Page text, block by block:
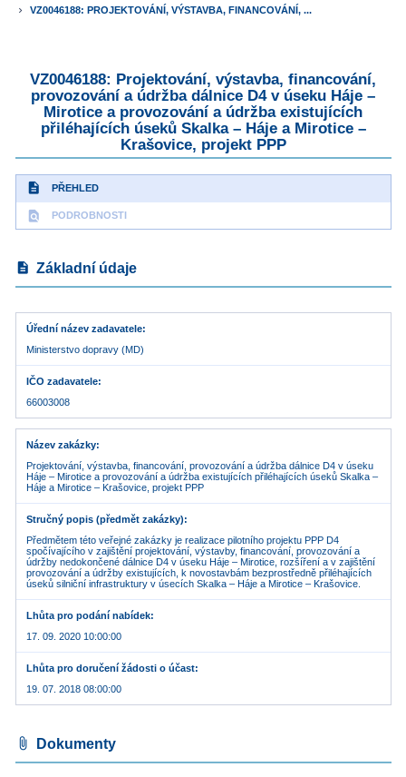
keyboard_arrow_right VZ0046188: PROJEKTOVÁNÍ, VÝSTAVBA, FINANCOVÁNÍ, ...
VZ0046188: Projektování, výstavba, financování,
provozování a údržba dálnice D4 v úseku Háje –
Mirotice a provozování a údržba existujících
přiléhajících úseků Skalka – Háje a Mirotice –
Krašovice, projekt PPP
description PŘEHLED
find_in_page PODROBNOSTI
description Základní údaje
Úřední název zadavatele
Ministerstvo dopravy (MD)
IČO zadavatele
66003008
Název zakázky
Projektování, výstavba, financování, provozování a údržba dálnice D4 v úseku
Háje – Mirotice a provozování a údržba existujících přiléhajících úseků Skalka –
Háje a Mirotice – Krašovice, projekt PPP
Stručný popis (předmět zakázky)
Předmětem této veřejné zakázky je realizace pilotního projektu PPP D4
spočívajícího v zajištění projektování, výstavby, financování, provozování a
údržby nedokončené dálnice D4 v úseku Háje – Mirotice, rozšíření a v zajištění
provozování a údržby existujících, k novostavbám bezprostředně přiléhajících
Lhůta pro podání nabídek
17. 09. 2020 10:00:00
Lhůta pro doručení žádosti o účast
19. 07. 2018 08:00:00
attach_file Dokumenty